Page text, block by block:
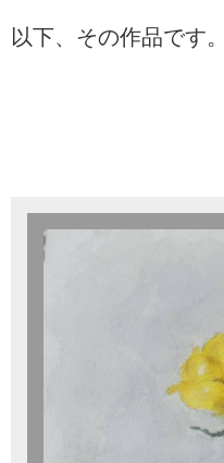
以下、その作品です。